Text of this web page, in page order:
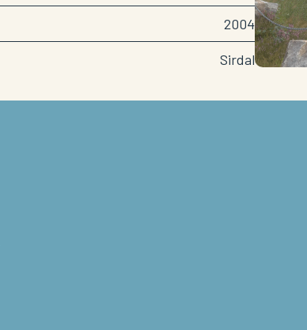
2004
Sirdal